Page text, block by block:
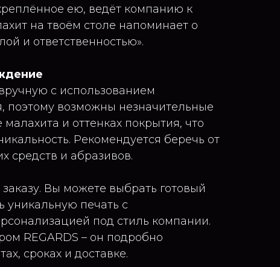
ею, ведёт компанию к
на твоём столе напоминает о
и ответственностью».
с использованием
поэтому возможны незначительные
и оттенках покрытия, что
Рекомендуется беречь от
средств и абразивов.
Вы можете выбрать готовый
уникальную печать с
под стиль компании.
REGARDS – он подробно
сроках и доставке.